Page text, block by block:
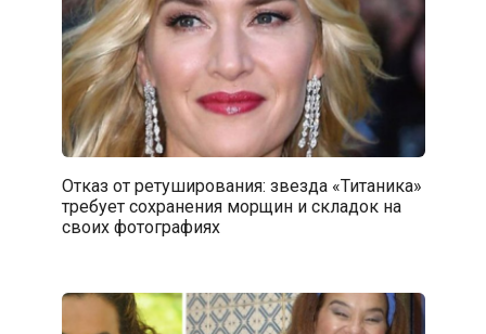
Отказ от ретуширования: звезда «Титаника»
требует сохранения морщин и складок на
своих фотографиях